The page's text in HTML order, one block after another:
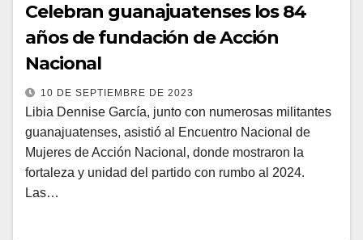
Celebran guanajuatenses los 84
años de fundación de Acción
Nacional
10 DE SEPTIEMBRE DE 2023
Libia Dennise García, junto con numerosas militantes
guanajuatenses, asistió al Encuentro Nacional de
Mujeres de Acción Nacional, donde mostraron la
fortaleza y unidad del partido con rumbo al 2024.
Las…